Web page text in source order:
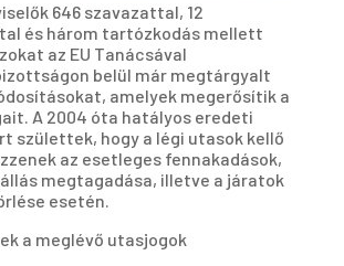
646 szavazattal, 12
és három tartózkodás mellett
az EU Tanácsával
belül már megtárgyalt
amelyek megerősítik a
A 2004 óta hatályos eredeti
születtek, hogy a légi utasok kellő
az esetleges fennakadások,
megtagadása, illetve a járatok
esetén.
a meglévő utasjogok